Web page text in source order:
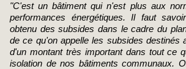
"C'est un bâtiment qui n'est plus aux
performances énergétiques. Il faut
obtenu des subsides dans le cadre du
de ce qu'on appelle les subsides destinés
d'un montant très important dans tout ce
isolation de nos bâtiments communaux.